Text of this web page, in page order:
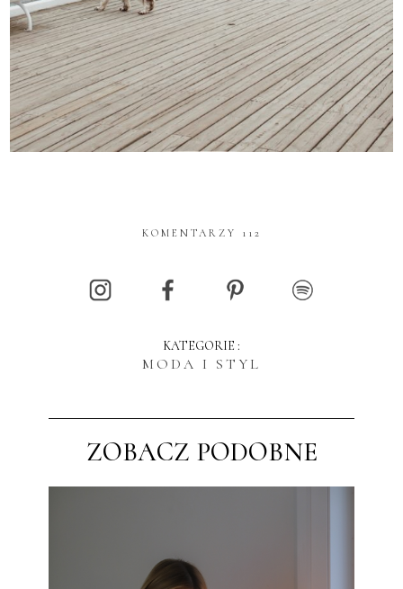
KOMENTARZY 112
KATEGORIE :
MODA I STYL
ZOBACZ PODOBNE